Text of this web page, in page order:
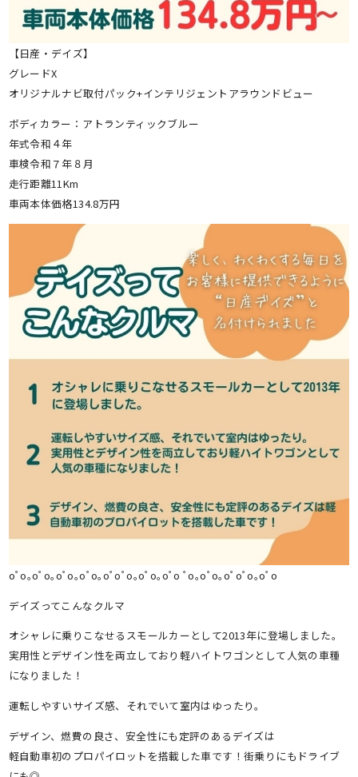
【日産・デイズ】
グレードX
オリジナルナビ取付パック+インテリジェントアラウンドビュー
ボディカラー：アトランティックブルー
年式令和４年
車検令和７年８月
走行距離11Km
車両本体価格134.8万円
oﾟo｡oﾟo｡oﾟo｡oﾟo｡oﾟoﾟo｡oﾟo｡oﾟo ﾟo｡oﾟo｡oﾟoﾟo｡oﾟo
デイズってこんなクルマ
オシャレに乗りこなせるスモールカーとして2013年に登場しました。
実用性とデザイン性を両立しており軽ハイトワゴンとして人気の車種
になりました！
運転しやすいサイズ感、それでいて室内はゆったり。
デザイン、燃費の良さ、安全性にも定評のあるデイズは
軽自動車初のプロパイロットを搭載した車です！街乗りにもドライブ